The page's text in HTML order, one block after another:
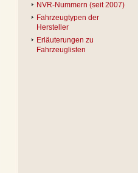
NVR-Nummern (seit 2007)
Fahrzeugtypen der
Hersteller
Erläuterungen zu
Fahrzeuglisten